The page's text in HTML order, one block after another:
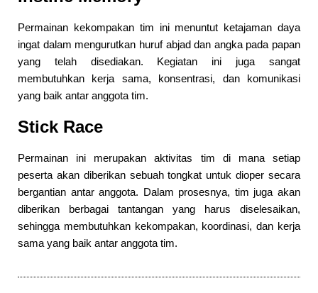
Permainan kekompakan tim ini menuntut ketajaman daya
ingat dalam mengurutkan huruf abjad dan angka pada papan
yang telah disediakan. Kegiatan ini juga sangat
membutuhkan kerja sama, konsentrasi, dan komunikasi
yang baik antar anggota tim.
Stick Race
Permainan ini merupakan aktivitas tim di mana setiap
peserta akan diberikan sebuah tongkat untuk dioper secara
bergantian antar anggota. Dalam prosesnya, tim juga akan
diberikan berbagai tantangan yang harus diselesaikan,
sehingga membutuhkan kekompakan, koordinasi, dan kerja
sama yang baik antar anggota tim.